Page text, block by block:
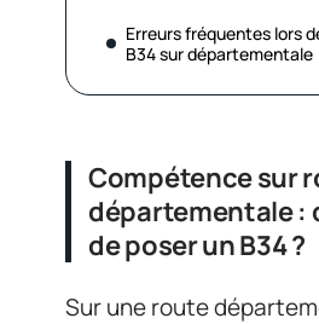
Erreurs fréquentes lors
B34 sur départementale
Compétence sur
départementale :
de poser un B34 ?
Sur une route